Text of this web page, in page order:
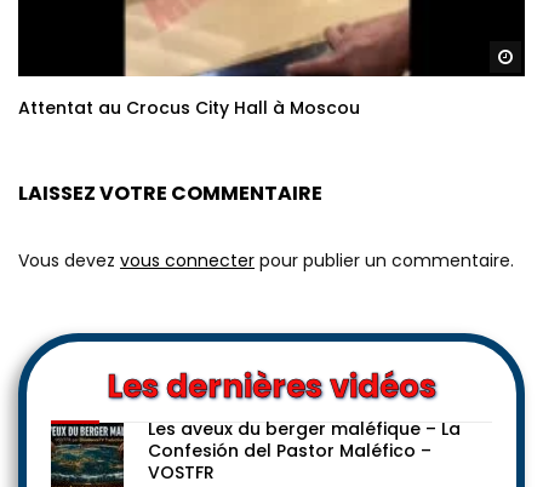
Attentat au Crocus City Hall à Moscou
LAISSEZ VOTRE COMMENTAIRE
Vous devez vous connecter pour publier un commentaire.
Les dernières vidéos
Les aveux du berger maléfique – La
Confesión del Pastor Maléfico –
VOSTFR